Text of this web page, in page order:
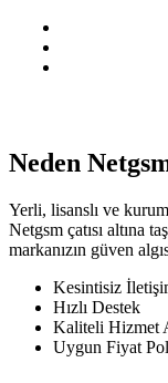
Neden
Yerli, lisanslı ve
Netgsm çatısı altına
markanızın güven
Kesintisiz
Hızlı Destek
Kaliteli Hizmet
Uygun Fiyat